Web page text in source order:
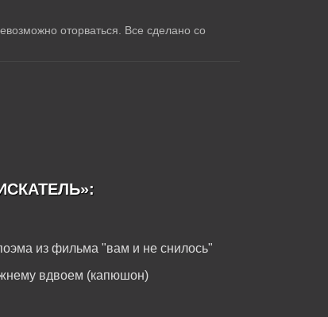
оторваться. Все сделано со
из фильма "вам и не снилось"
вдвоем (капюшон)